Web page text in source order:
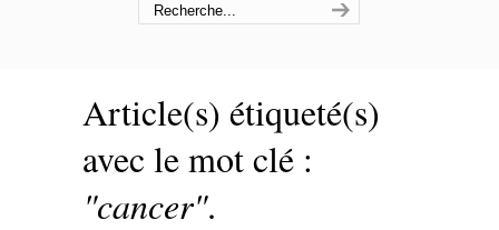
Article(s) étiqueté(s)
avec le mot clé :
"cancer".